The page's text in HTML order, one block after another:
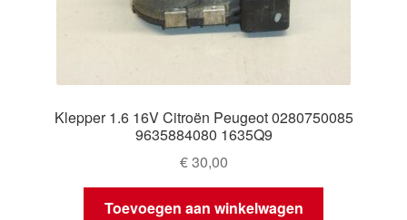
Klepper 1.6 16V Citroën Peugeot 0280750085
9635884080 1635Q9
€30,00
Toevoegen aan winkelwagen